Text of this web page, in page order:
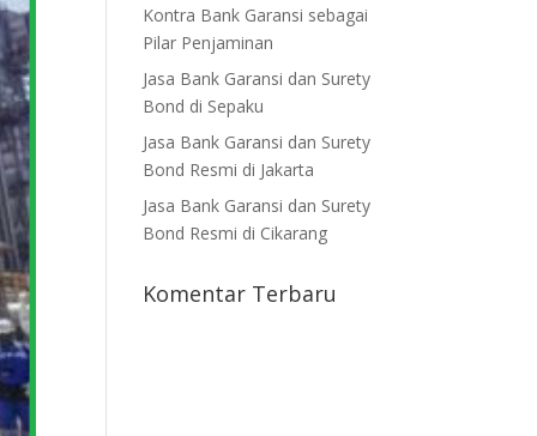
Kontra Bank Garansi sebagai
Pilar Penjaminan
Jasa Bank Garansi dan Surety
Bond di Sepaku
Jasa Bank Garansi dan Surety
Bond Resmi di Jakarta
Jasa Bank Garansi dan Surety
Bond Resmi di Cikarang
Komentar Terbaru